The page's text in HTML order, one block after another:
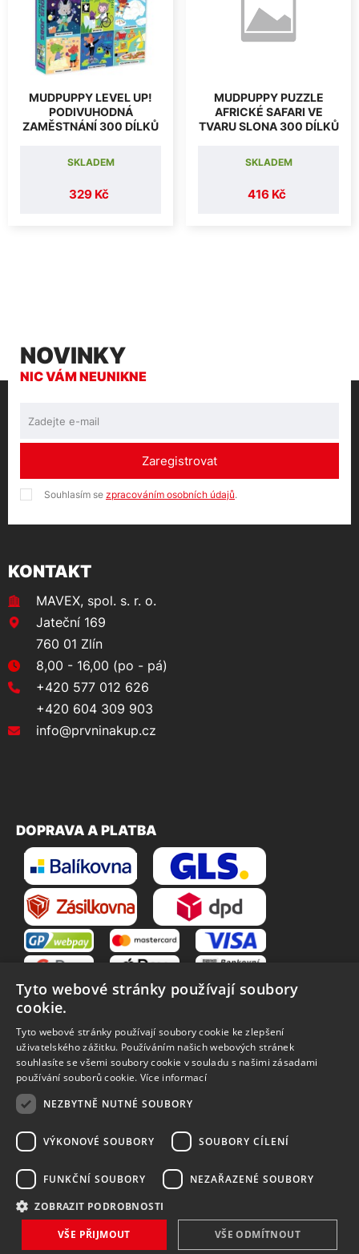
MUDPUPPY LEVEL UP!
PODIVUHODNÁ
ZAMĚSTNÁNÍ 300 DÍLKŮ
329 Kč
SKLADEM
MUDPUPPY PUZZLE
AFRICKÉ SAFARI VE
TVARU SLONA 300 DÍLKŮ
416 Kč
SKLADEM
NOVINKY
NIC VÁM NEUNIKNE
Zaregistrovat
Souhlasím se zpracováním osobních údajů.
KONTAKT
MAVEX, spol. s. r. o.
Jateční 169
760 01 Zlín
8,00 - 16,00 (po - pá)
+420 577 012 626
+420 604 309 903
info@prvninakup.cz
DOPRAVA A PLATBA
VŠE O NÁKUPU
O nás
Obchodní podmínky
Reklamační řád
Vrácení zboží
Zpracování osobních údajů
Způsoby dopravy
Copyright 2026 MAVEX, spol. s r.o. Všechna práva vyhrazena
Tyto webové stránky používají soubory
cookie.
Tyto webové stránky používají soubory cookie ke zlepšení
uživatelského zážitku. Používáním našich webových stránek
souhlasíte se všemi soubory cookie v souladu s našimi zásadami
používání souborů cookie. Více informací
NEZBYTNĚ NUTNÉ SOUBORY
VÝKONOVÉ SOUBORY SOUBORY CÍLENÍ
FUNKČNÍ SOUBORY NEZAŘAZENÉ SOUBORY
ZOBRAZIT PODROBNOSTI
VŠE PŘIJMOUT VŠE ODMÍTNOUT